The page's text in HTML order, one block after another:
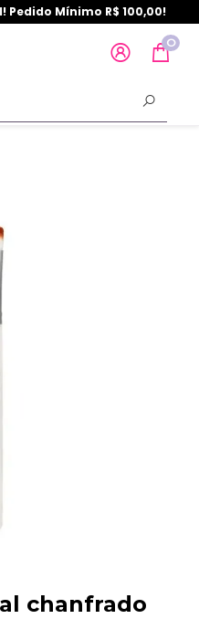
Mínimo R$ 100,00!
0
chanfrado